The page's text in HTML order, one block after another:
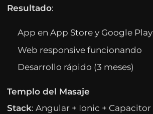
Resultado:
App en App Store y Google Play
Web responsive funcionando
Desarrollo rápido (3 meses)
Templo del Masaje
Stack: Angular + Ionic + Capacitor